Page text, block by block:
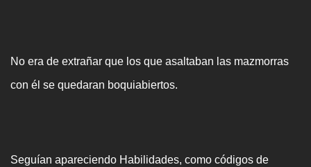
No era de extrañar que los que asaltaban las mazmorras
con él se quedaran boquiabiertos.
Seguían apareciendo Habilidades, como códigos de